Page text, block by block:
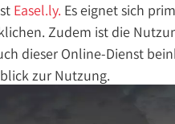
Easel.ly. Es eignet sich
Zudem ist die
dieser Online-Dienst
zur Nutzung.